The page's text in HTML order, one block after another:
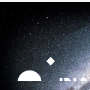
Strumenti
personali
Salta
contenuti.
|
Salta